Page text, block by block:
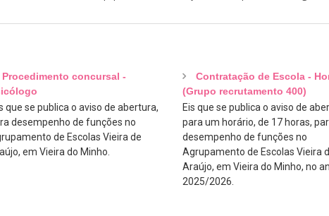
Procedimento concursal -
que se publica o aviso de abertura,
desempenho de funções no
de Escolas Vieira de
em Vieira do Minho.
Contratação de Escola -
(Grupo recrutamento 400)
Eis que se publica o aviso de
para um horário, de 17 horas,
desempenho de funções no
Agrupamento de Escolas Vieira
Araújo, em Vieira do Minho, no
2025/2026.